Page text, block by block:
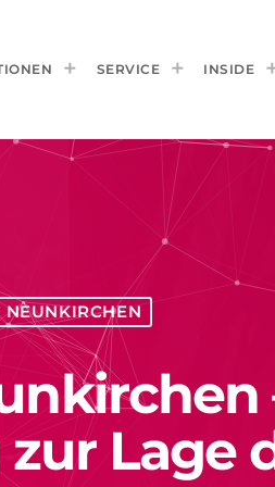
SERVICE INSIDE
NEUNKIRCHEN
Lage